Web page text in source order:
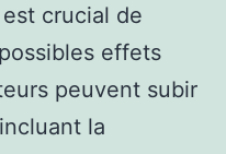
crucial de
effets
peuvent subir
la